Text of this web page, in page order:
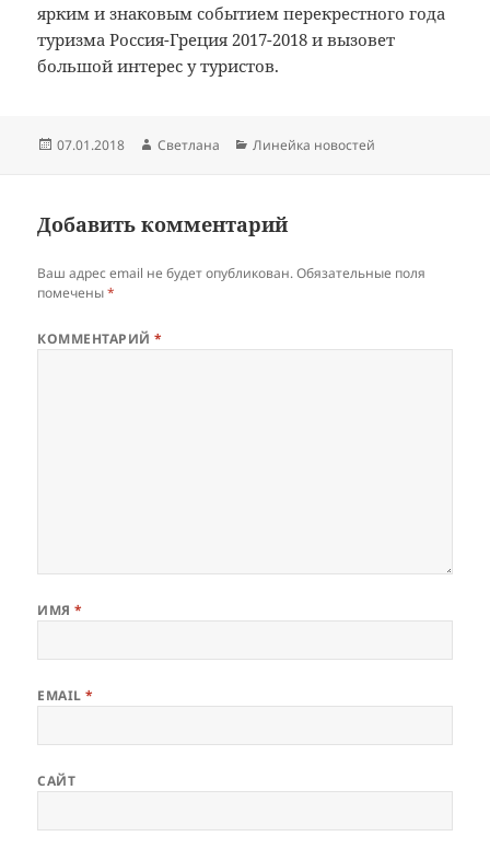
ярким и знаковым событием перекрестного года
туризма Россия-Греция 2017-2018 и вызовет
большой интерес у туристов.
Опубликовано
07.01.2018 Автор
Светлана Рубрики
Линейка новостей
Добавить комментарий
Ваш адрес email не будет опубликован. Обязательные поля
помечены*
КОММЕНТАРИЙ*
ИМЯ*
EMAIL*
САЙТ